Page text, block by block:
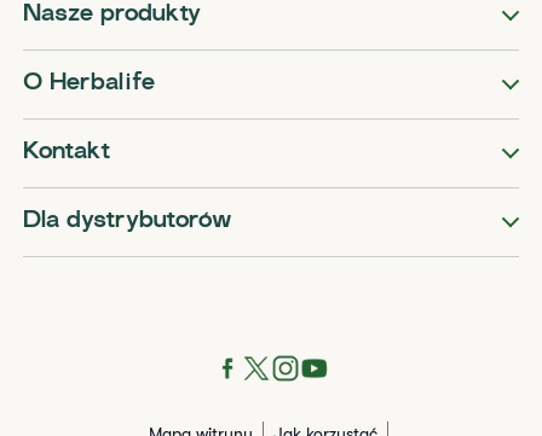
Nasze produkty
O Herbalife
Kontakt
Dla dystrybutorów